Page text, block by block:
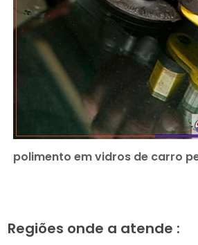
polimento em vidros de carro
Regiões onde a atende :